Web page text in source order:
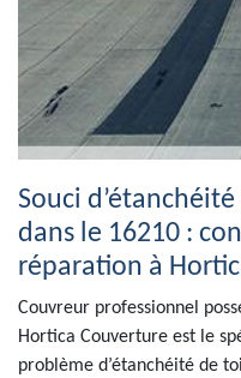
Souci
dans le 16210 :
réparation à
Couvreur professionnel
Hortica Couverture est le
problème d’étanchéité de